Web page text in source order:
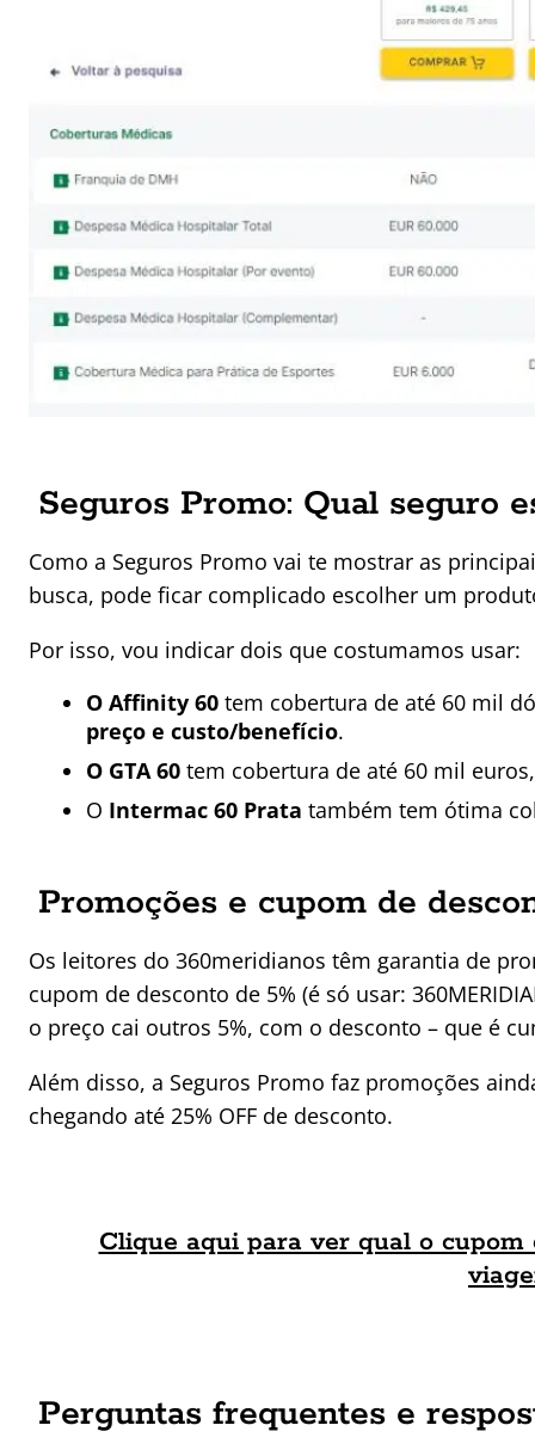
Seguros Promo: Qual seguro
Como a Seguros Promo vai te mostrar as
busca, pode ficar complicado escolher um
Por isso, vou indicar dois que costumamos usar:
O Affinity 60 tem cobertura de até 60 mil
preço e custo/benefício.
O GTA 60 tem cobertura de até 60 mil
O Intermac 60 Prata também tem ótima
Promoções e cupom de
Os leitores do 360meridianos têm garantia de
cupom de desconto de 5% (é só usar:
o preço cai outros 5%, com o desconto – que é
Além disso, a Seguros Promo faz promoções
chegando até 25% OFF de desconto.
Clique aqui para ver qual o
Perguntas frequentes e